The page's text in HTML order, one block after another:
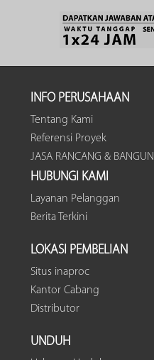
INFO PERUSAHAAN
Tentang Kami
Referensi Proyek
JASA RANCANG & BANGUN
HUBUNGI KAMI
Layanan Pelanggan
Berita Terkini
LOKASI PEMBELIAN
Situs inaproc
Kantor Cabang
Distributor
UNDUH